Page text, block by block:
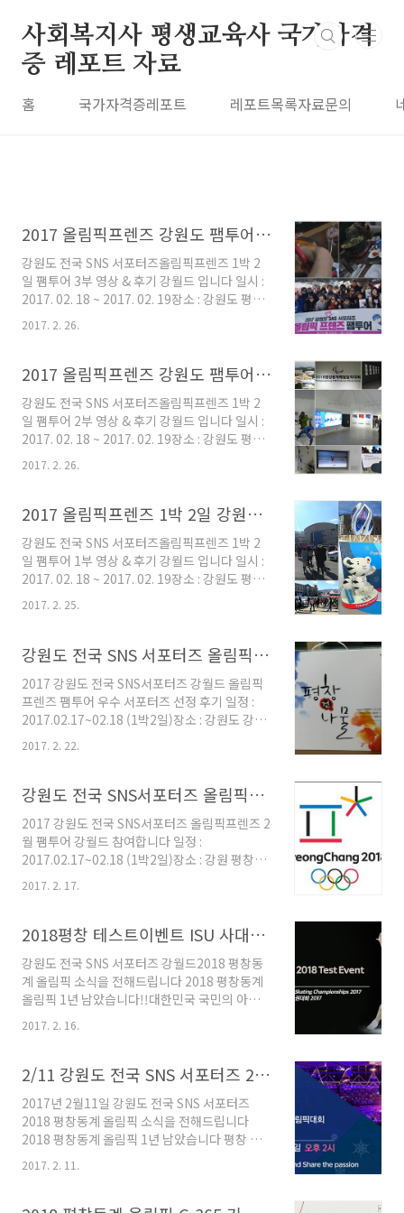
사회복지사 평생교육사 국가자격
증 레포트 자료
홈 국가자격증레포트 레포트목록자료문의
2017 올림픽프렌즈 강원도 팸투어 1박 2일 3부 후기 강월드
강원도 전국 SNS 서포터즈올림픽프렌즈 1박 2
일 팸투어 3부 영상 & 후기 강월드 입니다 일시 :
2017. 02. 18 ~ 2017. 02. 19장소 : 강원도 평창
강릉 올림픽경기장 일대대상 : 강원도 전국 SNS
서포터즈 30명 이상일정 : 도깨비 촬영지 강릉 주
동계올림픽 홍보관 강릉아이스아레나 피겨스케
시 직접 촬영 후 제작한 동영상을 중심으로 2017
올림픽프렌즈 1박 2일 강원도 평창 강릉 팸투어
3부포스팅 하오니 아래의 영상을 꼭 보세요 사진
과 글은 거들뿐.. 전국에서 30여명의 전국 SNS
다 2월 19일..
2017. 2. 26.
2017 올림픽프렌즈 강원도 팸투어 1박 2일 2부 영상 후기 강월드
강원도 전국 SNS 서포터즈올림픽프렌즈 1박 2
일 팸투어 2부 영상 & 후기 강월드 입니다 일시 :
2017. 02. 18 ~ 2017. 02. 19장소 : 강원도 평창
강릉 올림픽경기장 일대대상 : 강원도 전국 SNS
서포터즈 30명 이상일정 : 도깨비 촬영지 강릉 주
동계올림픽 홍보관 강릉아이스아레나 피겨스케
시 직접 촬영 후 제작한 동영상을 중심으로 2017
올림픽프렌즈 1박 2일 강원도 평창 강릉 팸투어
2부포스팅 하오니 아래의 영상을 꼭 보세요 사진
과 글은 거들뿐.. 전국에서 30여명의 강원도 전국
월 19일 일..
2017. 2. 26.
2017 올림픽프렌즈 1박 2일 강원도 평창 강릉 팸투어 1부 영상 후기 강월드
강원도 전국 SNS 서포터즈올림픽프렌즈 1박 2
일 팸투어 1부 영상 & 후기 강월드 입니다 일시 :
2017. 02. 18 ~ 2017. 02. 19장소 : 강원도 평창
강릉 올림픽경기장 일대대상 : 강원도 전국 SNS
서포터즈 30명 이상일정 : 보광휘닉스파크 프리
G-1년 축하 K-드라마 in 공연 강원도 맛집 중식
석식 탐방 필자가 투어 당시 직접 촬영 후 제작한
동영상을 중심으로 2017 올림픽프렌즈 1박 2일
강원도 평창 강릉 팸투어 1부포스팅 하오니 아래
의 영상을 꼭 보세요 사진과 글은 거들뿐.. 강원도
전국 SNS 서포터즈 답게 각 지역에서 30여명의
는 주..
2017. 2. 25.
강원도 전국 SNS 서포터즈 올림픽프렌즈 팸투어 우수 서포터즈 강월드 선정 후기
2017 강원도 전국 SNS서포터즈 강월드 올림픽
프렌즈 팸투어 우수 서포터즈 선정 후기 일정 :
2017.02.17~02.18 (1박2일)장소 : 강원도 강능
17일 부터 18일까지 1박 2일 동안강원도 올림픽
주어진 미션에 열심 활동하고 참여한덕에고맙게
도 팸투어 우수 서포터즈 선정되었습니다그리고
귀한 상품까지 받았습니다... 감사합니다 1박 2일
팸투어를 마친후 일상에서 열심 일하고 있는데강
원도 전국 SNS 서포터즈 올림픽프렌즈 운영사무
국에서반가운 문자가 필자에게 왔습니다... 내용
SNS에 인증샷(?)과 체험한 흔적들을 최대한 ..
2017. 2. 22.
강원도 전국 SNS서포터즈 올림픽프렌즈 2월 팸투어 강월드 참여합니다 (2017.2.18~19)
2017 강원도 전국 SNS서포터즈 올림픽프렌즈 2
월 팸투어 강월드 참여합니다 일정 :
2017.02.17~02.18 (1박2일)장소 : 강원 평창군
에서 서포터즈 모집을 한다는 소식을 듣고서 이
2월부터 강원도 전국 SNS 서포터즈 정식으로 활
동하게 되었습니다~~~와우 와우 올해도 "내가
뭔가를 해야 한다" 는 의무감과 목적이 있다는건
참 행복한거죠 그리고말입니다 2018 평창동계
올림픽을 앞두고 테스트 이벤트 및 G1기념 행사
로 2월 팸투어에 참여를 원한다고 신청하였고 고
월 18일까지 1박2일동안 강원도 평창에서 G-1
2017. 2. 17.
2018평창 테스트이벤트 ISU 사대륙 피겨스케이팅 선수권대회 강월드 소식 (~2017.02.19까지)
강원도 전국 SNS 서포터즈 강월드2018 평창동
계 올림픽 소식을 전해드립니다 2018 평창동계
올림픽 1년 남았습니다!!대한민국 국민의 아낌없
는 애정과 관심이 필요로 합니다 2018평창 테스
트이벤트 2017 ISU 사대륙 피겨스케이팅 선수권
이팅 선수권대회가 2017년 2월 14일부터 19일
갈라등 일정 확인하시어강릉 아이스 아레나에 꼭
가셔서 얼음 위에서 펼쳐지는 선수들의 화려하고
아름다운 연기를 꼭 가셔서 감상하시고 응원해주
세요 대한민국!! 대한민국!! 대한민국!! 2018평
2017. 2. 16.
2/11 강원도 전국 SNS 서포터즈 2018 평창동계 올림픽 소식
2017년 2월11일 강원도 전국 SNS 서포터즈
2018 평창동계 올림픽 소식을 전해드립니다
2018 평창동계 올림픽 1년 남았습니다 평창 동
계올림픽 G-1년 기념 ‘한·중·일 화합 세계불꽃
쇼’ 11일 강릉 경포 개최자세히 보기 강릉 스피드
2017. 2. 11.